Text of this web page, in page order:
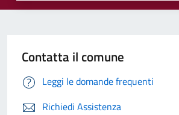
Contatta il comune
Leggi le domande frequenti
Richiedi Assistenza